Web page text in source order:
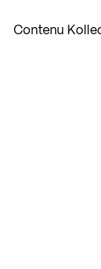
Contenu